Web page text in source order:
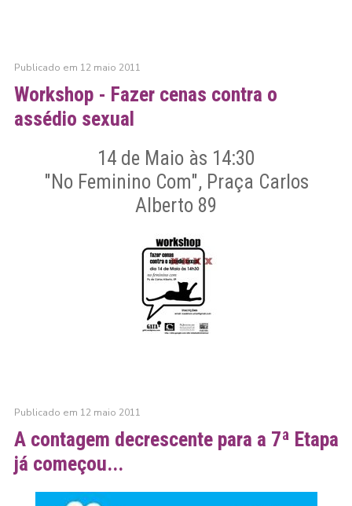
Publicado em 12 maio 2011
Workshop - Fazer cenas contra o
assédio sexual
14 de Maio às 14:30
"No Feminino Com", Praça Carlos
Alberto 89
Publicado em 12 maio 2011
A contagem decrescente para a 7ª Etapa
já começou...